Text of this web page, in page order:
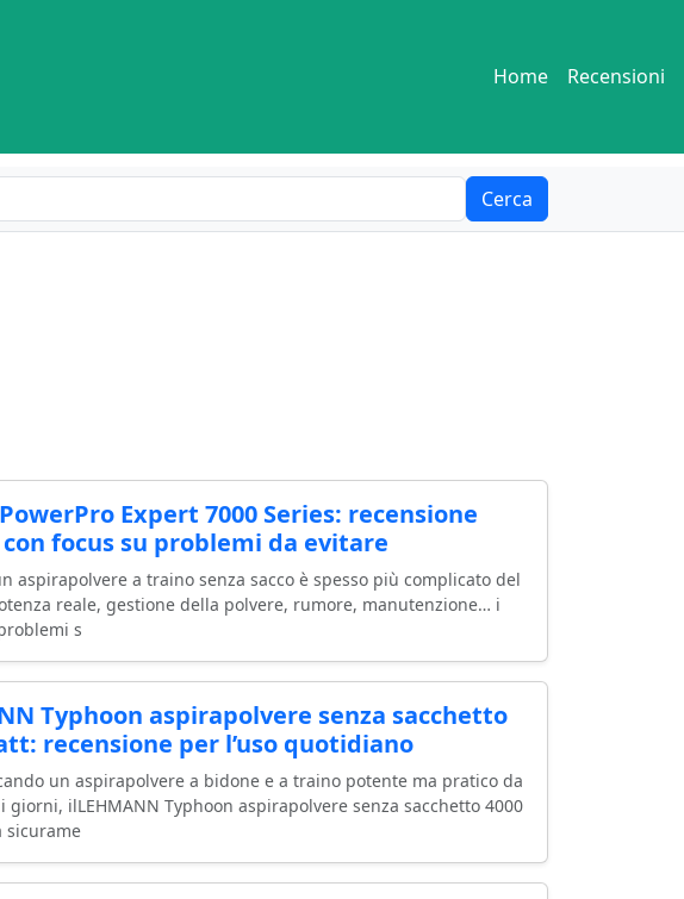
Home Recensioni
Cerca
Expert 7000 Series: recensione
focus su problemi da evitare
aspirapolvere a traino senza sacco è spesso più complicato del
reale, gestione della polvere, rumore, manutenzione… i
s
Typhoon aspirapolvere senza sacchetto
recensione per l’uso quotidiano
un aspirapolvere a bidone e a traino potente ma pratico da
giorni, ilLEHMANN Typhoon aspirapolvere senza sacchetto 4000
sicurame